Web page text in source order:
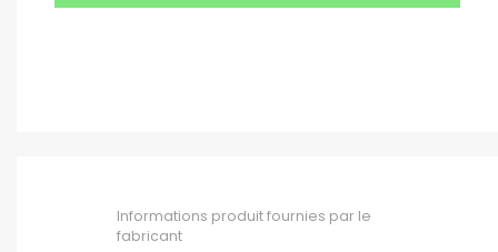
Informations produit fournies par le
fabricant